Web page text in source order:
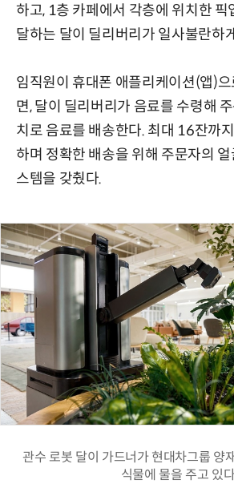
하고, 1층 카페에서 각층에 위치한 픽
달하는 달이 딜리버리가 일사불란하
임직원이 휴대폰 애플리케이션(앱)
면, 달이 딜리버리가 음료를 수령해
치로 음료를 배송한다. 최대 16잔까
하며 정확한 배송을 위해 주문자의 얼
스템을 갖췄다.
관수 로봇 달이 가드너가 현대차그룹 양
식물에 물을 주고 있